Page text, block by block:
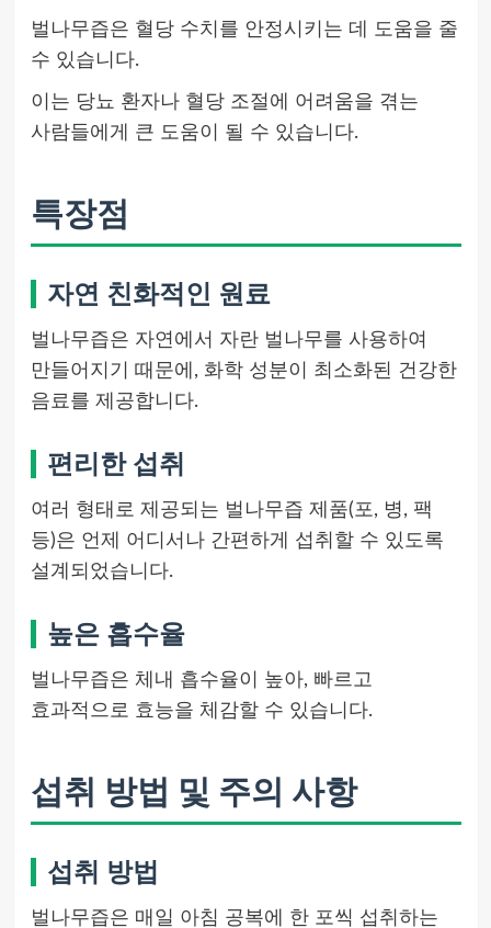
벌나무즙은 혈당 수치를 안정시키는 데 도움을 줄
수 있습니다.
이는 당뇨 환자나 혈당 조절에 어려움을 겪는
사람들에게 큰 도움이 될 수 있습니다.
특장점
자연 친화적인 원료
벌나무즙은 자연에서 자란 벌나무를 사용하여
만들어지기 때문에, 화학 성분이 최소화된 건강한
음료를 제공합니다.
편리한 섭취
여러 형태로 제공되는 벌나무즙 제품(포, 병, 팩
등)은 언제 어디서나 간편하게 섭취할 수 있도록
설계되었습니다.
높은 흡수율
벌나무즙은 체내 흡수율이 높아, 빠르고
효과적으로 효능을 체감할 수 있습니다.
섭취 방법 및 주의 사항
섭취 방법
벌나무즙은 매일 아침 공복에 한 포씩 섭취하는